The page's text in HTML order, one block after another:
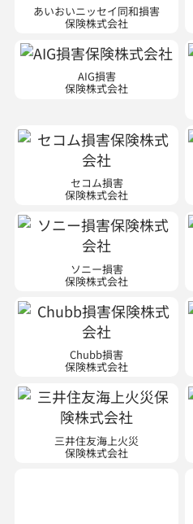
あいおいニッセイ同和損害
保険株式会社
AIG損害
保険株式会社
セコム損害
保険株式会社
ソニー損害
保険株式会社
Chubb損害
保険株式会社
三井住友海上火災
保険株式会社